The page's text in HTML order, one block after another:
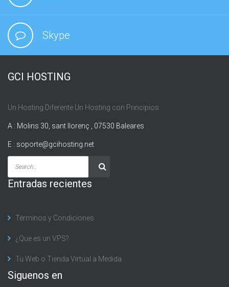
Skype
GCI HOSTING
Un Hosting Diferente Un Hosting con Principios
A : Molins 30, sant llorenç , 07530 Baleares
E : soporte@gcihosting.net
Entradas recientes
Términos y Condiciones
¿Que es un VPS?
Tu Web o Tienda Virtual a Medida
Siguenos en